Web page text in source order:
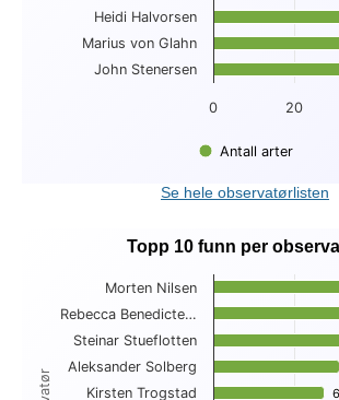
Antall arter
0 20
Heidi Halvorsen
Marius von Glahn
John Stenersen
End of interactive chart.Se hele observatørlisten
Topp 10 funn per observatør
Bar chart with 10 bars.
View as data table, Topp 10 funn per observatør
The chart has 1 X axis displaying
The chart has 1 Y axis displaying . Data
Topp 10 funn per
Morten Nilsen
Rebecca Benedicte…
Steinar Stueflotten
Aleksander Solberg
Kirsten Trogstad